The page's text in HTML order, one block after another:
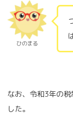
ひのまる
なお、令和3年の
した。